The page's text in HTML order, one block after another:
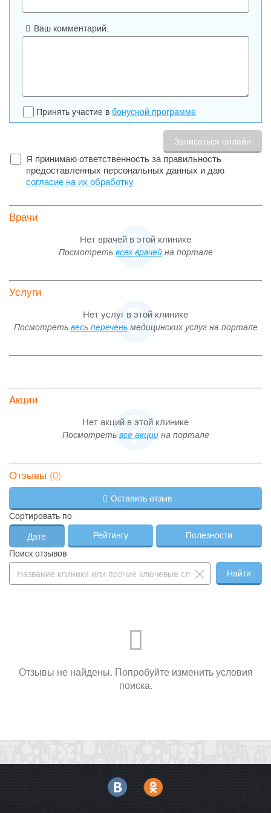
Ваш комментарий:
Принять участие в бонусной программе
Я принимаю ответственность за правильность
предоставленных персональных данных и даю
согласие на их обработку
Врачи
Нет врачей в этой клинике
Посмотреть всех врачейна портале
Услуги
Нет услуг в этой клинике
Посмотреть весь переченьмедицинских услуг на портале
Акции
Нет акций в этой клинике
Посмотреть все акциина портале
Отзывы (0)
Оставить отзыв
Сортировать по
Дате Рейтингу
Полезности
Поиск отзывов
Найти
Отзывы не найдены. Попробуйте изменить условия
поиска.